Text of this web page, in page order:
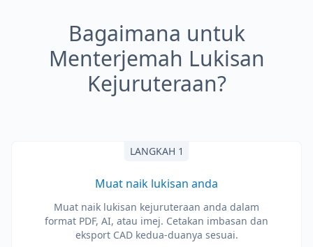
Bagaimana untuk
Menterjemah Lukisan
Kejuruteraan?
LANGKAH 1
Muat naik lukisan anda
Muat naik lukisan kejuruteraan anda dalam
format PDF, AI, atau imej. Cetakan imbasan dan
eksport CAD kedua-duanya sesuai.